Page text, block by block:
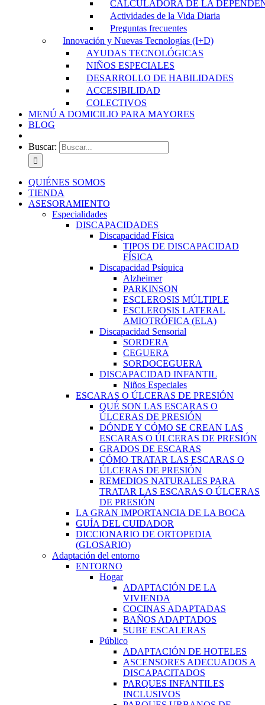
CALCULADORA DE LA
Actividades de la Vida Diaria
Preguntas frecuentes
Innovación y Nuevas Tecnologías (I+D)
AYUDAS TECNOLÓGICAS
NIÑOS ESPECIALES
DESARROLLO DE HABILIDADES
ACCESIBILIDAD
COLECTIVOS
MENÚ A DOMICILIO PARA MAYORES
BLOG
Buscar:
QUIÉNES SOMOS
TIENDA
ASESORAMIENTO
Especialidades
DISCAPACIDADES
Discapacidad Física
TIPOS DE DISCAPACIDAD
FÍSICA
Discapacidad Psíquica
Alzheimer
PARKINSON
ESCLEROSIS MÚLTIPLE
ESCLEROSIS LATERAL
AMIOTRÓFICA (ELA)
Discapacidad Sensorial
SORDERA
CEGUERA
SORDOCEGUERA
DISCAPACIDAD INFANTIL
Niños Especiales
ESCARAS O ÚLCERAS DE PRESIÓN
QUÉ SON LAS ESCARAS O
ÚLCERAS DE PRESIÓN
DÓNDE Y CÓMO SE CREAN LAS
ESCARAS O ÚLCERAS DE PRESIÓN
GRADOS DE ESCARAS
CÓMO TRATAR LAS ESCARAS O
ÚLCERAS DE PRESIÓN
REMEDIOS NATURALES PARA
TRATAR LAS ESCARAS O ÚLCERAS
DE PRESIÓN
LA GRAN IMPORTANCIA DE LA BOCA
GUÍA DEL CUIDADOR
DICCIONARIO DE ORTOPEDIA
(GLOSARIO)
Adaptación del entorno
ENTORNO
Hogar
ADAPTACIÓN DE LA
VIVIENDA
COCINAS ADAPTADAS
BAÑOS ADAPTADOS
SUBE ESCALERAS
Público
ADAPTACIÓN DE HOTELES
ASCENSORES ADECUADOS A
DISCAPACITADOS
PARQUES INFANTILES
INCLUSIVOS